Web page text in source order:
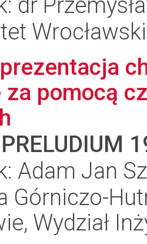
za pomocą
PRELUDIUM
Adam Jan
Górniczo-
Wydział